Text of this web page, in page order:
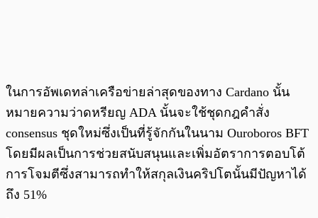
ในการอัพเดทล่าเครือข่ายล่าสุดของทาง Cardano นั้น
หมายความว่าดหรียญ ADA นั้นจะใช้ชุดกฎคำสั่ง
consensus ชุดใหม่ซึ่งเป็นที่รู้จักกันในนาม Ouroboros BFT
โดยมีผลเป็นการช่วยสนับสนุนและเพิ่มอัตราการตอบโต้
การโจมตีซึ่งสามารถทำให้สกุลเงินคริปโตนั้นมีปัญหาได้
ถึง 51%